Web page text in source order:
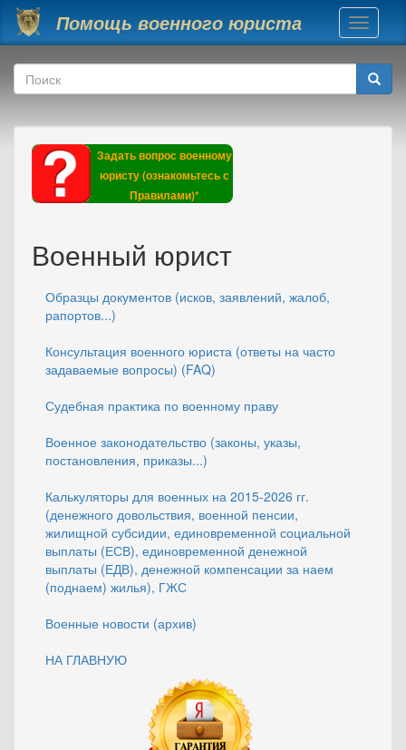
Перейти к основному содержанию
Помощь военного юриста
Toggle
Форма поиска
Поиск
Задать вопрос военному
юристу (ознакомьтесь с
Правилами)*
Военный юрист
Образцы документов (исков, заявлений, жалоб,
рапортов...)
Консультация военного юриста (ответы на часто
задаваемые вопросы) (FAQ)
Судебная практика по военному праву
Военное законодательство (законы, указы,
постановления, приказы...)
Калькуляторы для военных на 2015-2026 гг.
(денежного довольствия, военной пенсии,
жилищной субсидии, единовременной социальной
выплаты (ЕСВ), единовременной денежной
выплаты (ЕДВ), денежной компенсации за наем
(поднаем) жилья), ГЖС
Военные новости (архив)
НА ГЛАВНУЮ